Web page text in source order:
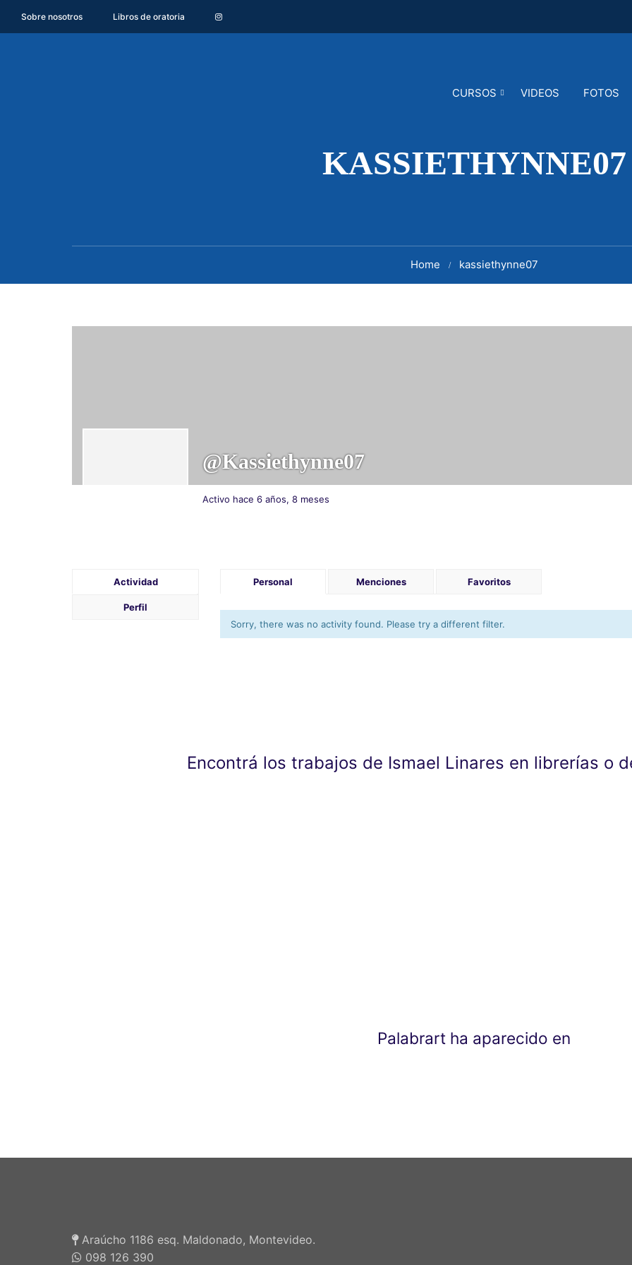
Sobre nosotros Libros de oratoria
CURSOS VIDEOS FOTOS
KASSIETHYNNE07
Home kassiethynne07
@kassiethynne07
Activo hace 6 años, 8 meses
Actividad
Perfil
Personal Menciones Favoritos
Sorry, there was no activity found. Please try a different filter.
Encontrá los trabajos de Ismael Linares en librerías o
Palabrart ha aparecido en
Araúcho 1186 esq. Maldonado, Montevideo.
098 126 390